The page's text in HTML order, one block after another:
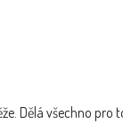
Dělá všechno pro